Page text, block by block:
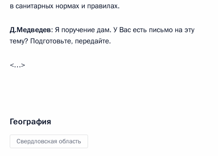
в санитарных нормах и правилах.
Д.Медведев: Я поручение дам. У Вас есть письмо на эту
тему? Подготовьте, передайте.
<…>
География
Свердловская область